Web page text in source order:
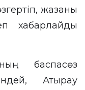
жазаны
хабарлайды
баспасөз
Атырау